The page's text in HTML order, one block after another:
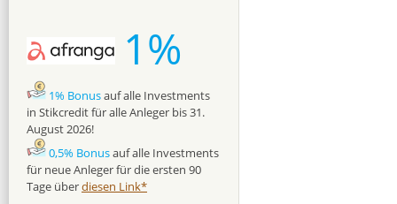
1%
1% Bonusauf alle Investments
in Stikcredit für alle Anleger bis 31.
August 2026!
0,5% Bonusauf alle Investments
für neue Anleger für die ersten 90
Tage überdiesen Link*